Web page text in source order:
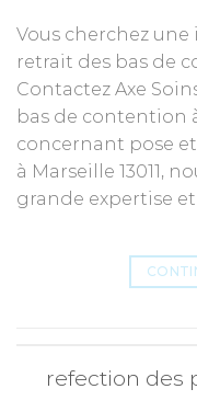
Vous cherchez
retrait des bas de
Contactez Axe
bas de contention
concernant pose
à Marseille 13011,
grande expertise
refection des